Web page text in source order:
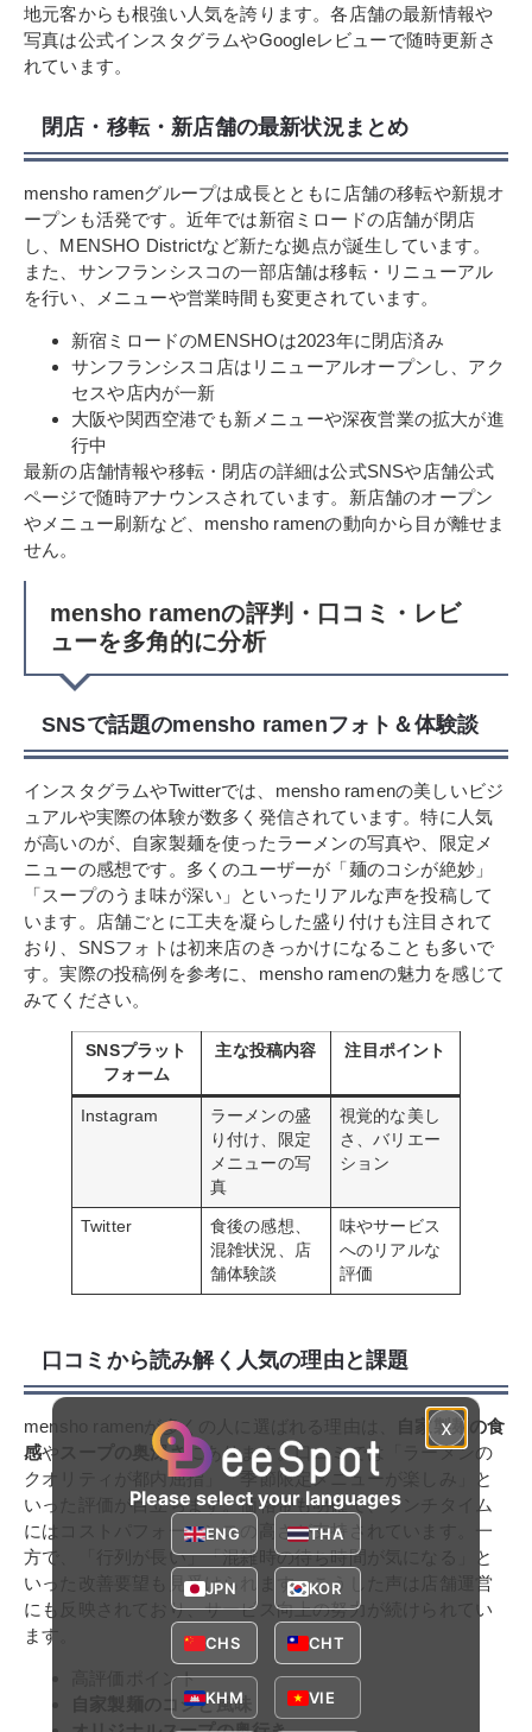
地元客からも根強い人気を誇ります。各店舗の最新情報や
写真は公式インスタグラムやGoogleレビューで随時更新さ
れています。
閉店・移転・新店舗の最新状況まとめ
mensho ramenグループは成長とともに店舗の移転や新規オ
ープンも活発です。近年では新宿ミロードの店舗が閉店
し、MENSHO Districtなど新たな拠点が誕生しています。
また、サンフランシスコの一部店舗は移転・リニューアル
を行い、メニューや営業時間も変更されています。
新宿ミロードのMENSHOは2023年に閉店済み
サンフランシスコ店はリニューアルオープンし、アク
セスや店内が一新
大阪や関西空港でも新メニューや深夜営業の拡大が進
行中
最新の店舗情報や移転・閉店の詳細は公式SNSや店舗公式
ページで随時アナウンスされています。新店舗のオープン
やメニュー刷新など、mensho ramenの動向から目が離せま
せん。
mensho ramenの評判・口コミ・レビ
ューを多角的に分析
SNSで話題のmensho ramenフォト＆体験談
インスタグラムやTwitterでは、mensho ramenの美しいビジ
ュアルや実際の体験が数多く発信されています。特に人気
が高いのが、自家製麺を使ったラーメンの写真や、限定メ
ニューの感想です。多くのユーザーが「麺のコシが絶妙」
「スープのうま味が深い」といったリアルな声を投稿して
います。店舗ごとに工夫を凝らした盛り付けも注目されて
おり、SNSフォトは初来店のきっかけになることも多いで
す。実際の投稿例を参考に、mensho ramenの魅力を感じて
みてください。
SNSプラット
フォーム
主な投稿内容 注目ポイント
Instagram
ラーメンの盛
り付け、限定
メニューの写
真
視覚的な美し
さ、バリエー
ション
Twitter
食後の感想、
混雑状況、店
舗体験談
味やサービス
へのリアルな
評価
口コミから読み解く人気の理由と課題
mensho ramenが多くの人に選ばれる理由は、
自家製麺の食
感や スープの奥深さ にあります。口コミでは「ラーメンの
クオリティが都内屈指」「季節限定メニューが楽しみ」と
いった評価が目立ちます。価格帯も明確で、ランチタイム
にはコストパフォーマンスの高さが支持されています。一
方で、「行列が長い」「混雑時の待ち時間が気になる」と
いった改善要望も見受けられます。こうした声は店舗運営
にも反映されており、サービス向上の努力が続けられてい
ます。
高評価ポイント
自家製麺のコシと風味
x
Please select your languages
ENG THA
JPN KOR
CHS CHT
KHM VIE